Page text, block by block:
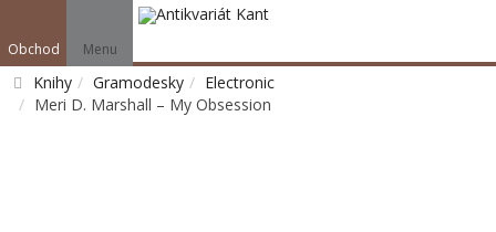
Obchod Menu
Knihy Gramodesky
Electronic
Meri D. Marshall – My Obsession